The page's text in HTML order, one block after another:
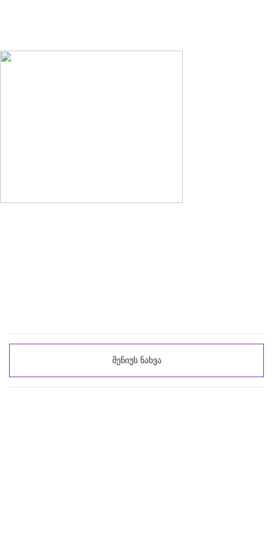
მენიუს ნახვა